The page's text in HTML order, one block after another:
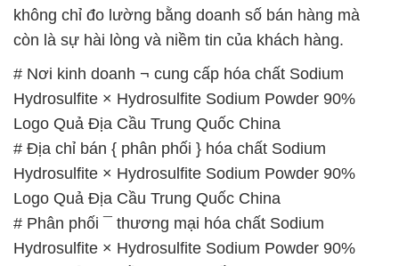
không chỉ đo lường bằng doanh số bán hàng mà
còn là sự hài lòng và niềm tin của khách hàng.
# Nơi kinh doanh ¬ cung cấp hóa chất Sodium
Hydrosulfite × Hydrosulfite Sodium Powder 90%
Logo Quả Địa Cầu Trung Quốc China
# Địa chỉ bán { phân phối } hóa chất Sodium
Hydrosulfite × Hydrosulfite Sodium Powder 90%
Logo Quả Địa Cầu Trung Quốc China
# Phân phối ¯ thương mại hóa chất Sodium
Hydrosulfite × Hydrosulfite Sodium Powder 90%